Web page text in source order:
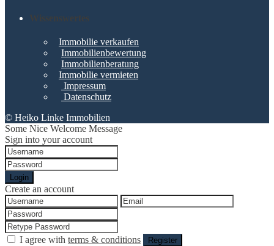
Wissenswertes
Immobilie verkaufen
Immobilienbewertung
Immobilienberatung
Immobilie vermieten
Impressum
Datenschutz
© Heiko Linke Immobilien
Some Nice Welcome Message
Sign into your account
Login
Create an account
I agree with terms & conditions Register